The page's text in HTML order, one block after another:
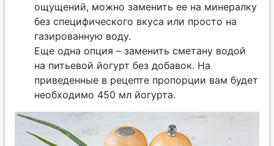
ощущений, можно заменить ее на минералку
без специфического вкуса или просто на
газированную воду.
Еще одна опция – заменить сметану водой
на питьевой йогурт без добавок. На
приведенные в рецепте пропорции вам будет
необходимо 450 мл йогурта.